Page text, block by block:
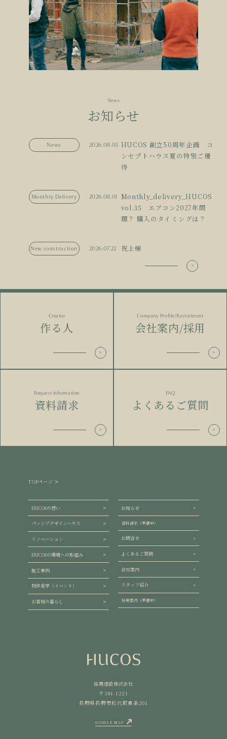
News
お知らせ
News 2026.08.05 HUCOS 創立50周年企画 コ
ンセプトハウス夏の特別ご優
待
Monthry Delivery 2026.08.01
Monthly_delivery_HUCOS
vol.35 エアコン2027年問
題？ 購入のタイミングは？
New construction 2026.07.22 祝上棟
Creator
作る人
Company Profile/Recruitment
会社案内/採用
Request information
資料請求
FAQ
よくあるご質問
協同建設株式会社
〒381-1221
長野県長野市松代町東条201
GOOGLE MAP
TOPページ
HUCOSの想い
パッシブデザインハウス
リノベーション
HUCOSの環境への取組み
施工事例
物件見学（イベント）
お客様の暮らし
お知らせ
資料請求（準備中）
お問合せ
よくあるご質問
会社案内
スタッフ紹介
採用案内（準備中）